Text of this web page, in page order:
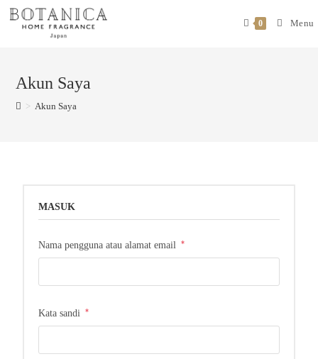
0 Menu
Akun Saya
> Akun Saya
MASUK
Nama pengguna atau alamat email *
Kata sandi *